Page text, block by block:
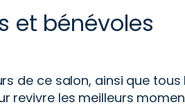
et bénévoles
de ce salon, ainsi que
revivre les meilleurs